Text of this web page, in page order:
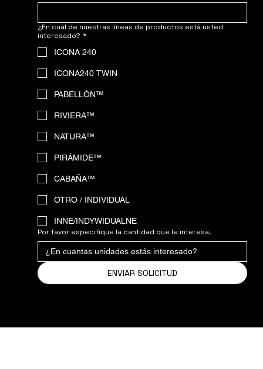
¿En cuál de nuestras líneas de productos está usted
interesado? *
ICONA 240
ICONA240 TWIN
PABELLÓN™
RIVIERA™
NATURA™
PIRÁMIDE™
CABAÑA™
OTRO / INDIVIDUAL
INNE/INDYWIDUALNE
Por favor especifique la cantidad que le interesa.
ENVIAR SOLICITUD